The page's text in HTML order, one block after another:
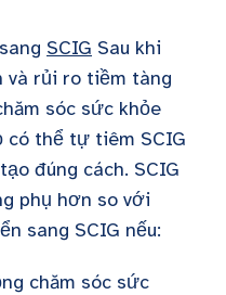
SCIG Sau khi
và rủi ro tiềm tàng
sóc sức khỏe
có thể tự tiêm SCIG
đúng cách. SCIG
phụ hơn so với
sang SCIG nếu:
chăm sóc sức